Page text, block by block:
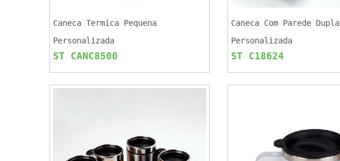
Caneca Termica Pequena
Personalizada
ST CANC8500
Caneca Com Parede Dupla
Personalizada
ST C18624